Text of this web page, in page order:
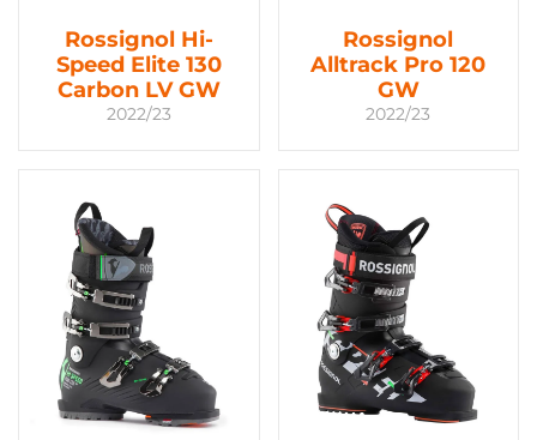
Rossignol Hi-
Speed Elite 130
Carbon LV GW
2022/23
Rossignol
Alltrack Pro 120
GW
2022/23